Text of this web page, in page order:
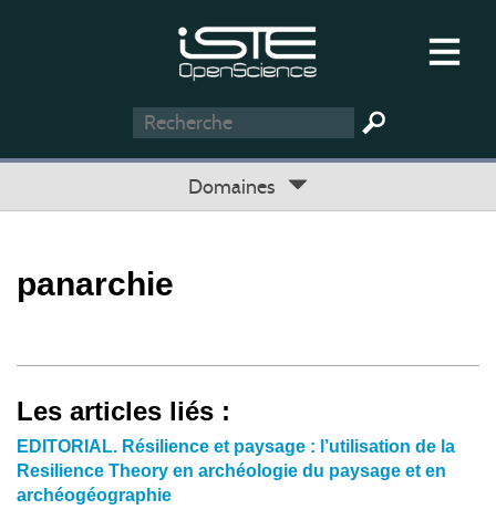
Domaines
panarchie
Les articles liés :
EDITORIAL. Résilience et paysage : l’utilisation de la
Resilience Theory en archéologie du paysage et en
archéogéographie